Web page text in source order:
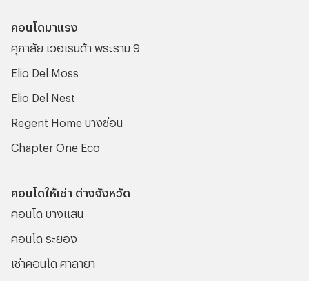
คอนโดมาแรง
ศุภาลัย เวอเรนด้า พระราม 9
Elio Del Moss
Elio Del Nest
Regent Home บางซ่อน
Chapter One Eco
คอนโดให้เช่า ต่างจังหวัด
คอนโด บางแสน
คอนโด ระยอง
เช่าคอนโด ศาลายา